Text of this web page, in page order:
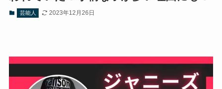
芸能人 2023年12月26日